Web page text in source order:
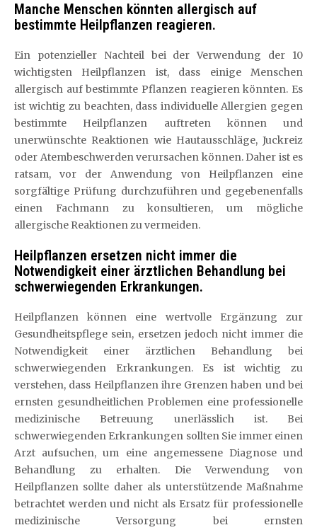
Manche Menschen könnten allergisch auf
bestimmte Heilpflanzen reagieren.
Ein potenzieller Nachteil bei der Verwendung der 10
wichtigsten Heilpflanzen ist, dass einige Menschen
allergisch auf bestimmte Pflanzen reagieren könnten. Es
ist wichtig zu beachten, dass individuelle Allergien gegen
bestimmte Heilpflanzen auftreten können und
unerwünschte Reaktionen wie Hautausschläge, Juckreiz
oder Atembeschwerden verursachen können. Daher ist es
ratsam, vor der Anwendung von Heilpflanzen eine
sorgfältige Prüfung durchzuführen und gegebenenfalls
einen Fachmann zu konsultieren, um mögliche
allergische Reaktionen zu vermeiden.
Heilpflanzen ersetzen nicht immer die
Notwendigkeit einer ärztlichen Behandlung bei
schwerwiegenden Erkrankungen.
Heilpflanzen können eine wertvolle Ergänzung zur
Gesundheitspflege sein, ersetzen jedoch nicht immer die
Notwendigkeit einer ärztlichen Behandlung bei
schwerwiegenden Erkrankungen. Es ist wichtig zu
verstehen, dass Heilpflanzen ihre Grenzen haben und bei
ernsten gesundheitlichen Problemen eine professionelle
medizinische Betreuung unerlässlich ist. Bei
schwerwiegenden Erkrankungen sollten Sie immer einen
Arzt aufsuchen, um eine angemessene Diagnose und
Behandlung zu erhalten. Die Verwendung von
Heilpflanzen sollte daher als unterstützende Maßnahme
betrachtet werden und nicht als Ersatz für professionelle
medizinische Versorgung bei ernsten